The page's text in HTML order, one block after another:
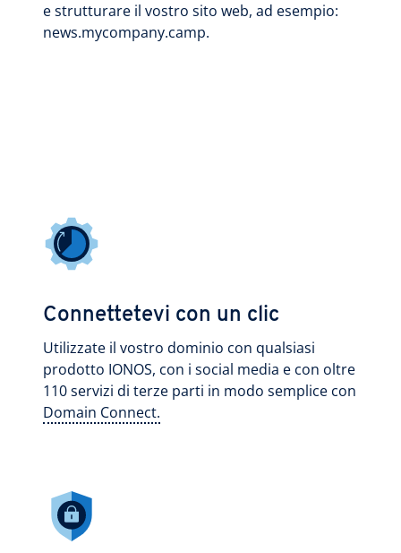
e strutturare il vostro sito web, ad esempio:
news.mycompany.camp.
Connettetevi con un clic
Utilizzate il vostro dominio con qualsiasi
prodotto IONOS, con i social media e con oltre
110 servizi di terze parti in modo semplice con
Domain Connect.